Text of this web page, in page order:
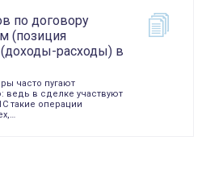
по договору
(позиция
расходы) в
часто пугают
ведь в сделке участвуют
такие операции